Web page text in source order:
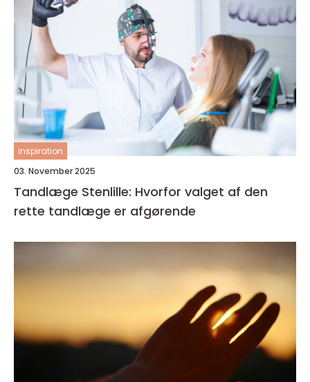
inspiration
03. November 2025
Tandlæge Stenlille: Hvorfor valget af den
rette tandlæge er afgørende